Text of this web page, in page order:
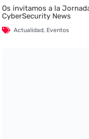
Os invitamos a la
CyberSecurity News
Actualidad, Eventos